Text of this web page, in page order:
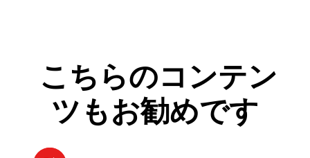
こちらのコンテン
ツもお勧めです